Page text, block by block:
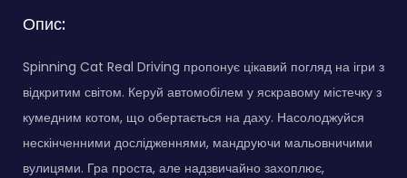
Опис:
Spinning Cat Real Driving пропонує цікавий погляд на ігри з
відкритим світом. Керуй автомобілем у яскравому містечку з
кумедним котом, що обертається на даху. Насолоджуйся
нескінченними дослідженнями, мандруючи мальовничими
вулицями. Гра проста, але надзвичайно захоплює,